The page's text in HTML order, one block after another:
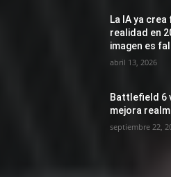
La IA ya
realidad en
imagen es
abril 13, 2026
Battlefield 6
mejora
septiembre 22,